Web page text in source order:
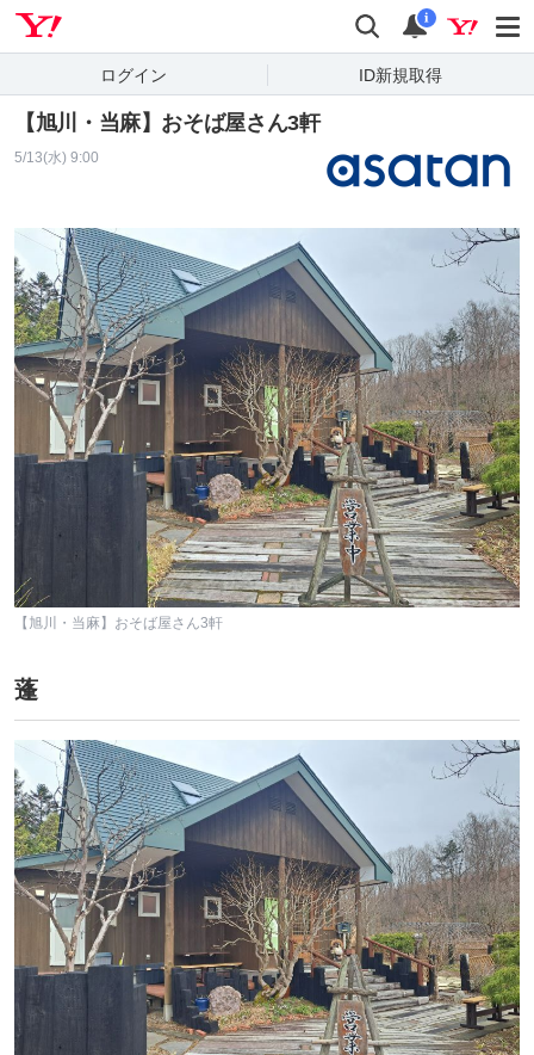
検索 通知
i
ログイン ID新規取得
【旭川・当麻】おそば屋さん3軒
5/13(水) 9:00
【旭川・当麻】おそば屋さん3軒
蓬